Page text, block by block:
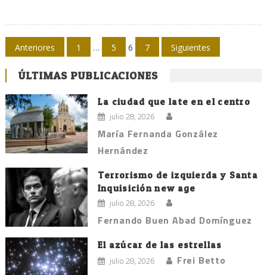
Navegación
de
entradas
Anteriores 1 … 5 6 7 Siguientes
ÚLTIMAS PUBLICACIONES
La ciudad que late en el centro
julio 28, 2026
María Fernanda González
Hernández
Terrorismo de izquierda y Santa
Inquisición new age
julio 28, 2026
Fernando Buen Abad Domínguez
El azúcar de las estrellas
julio 28, 2026 Frei Betto